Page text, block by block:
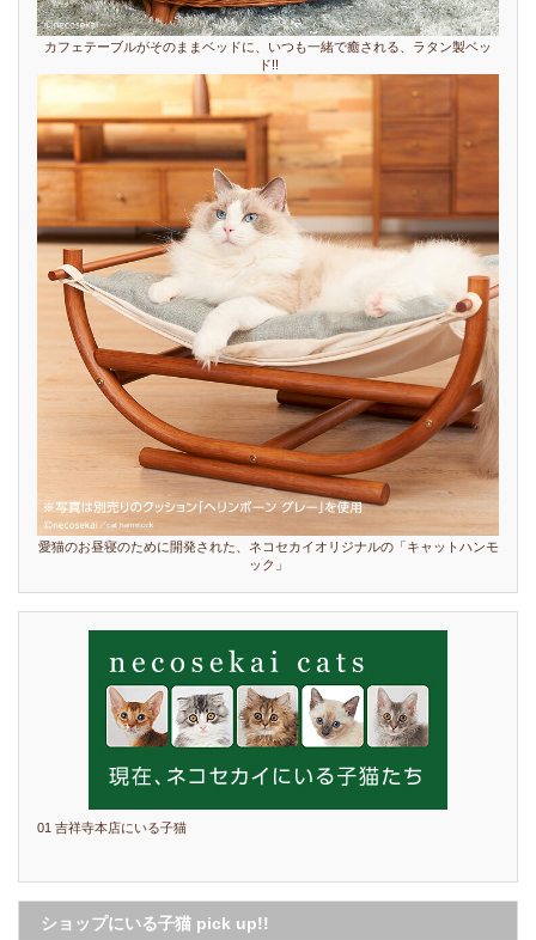
カフェテーブルがそのままベッドに、いつも一緒で癒される、ラタン製ベッ
ド!!
愛猫のお昼寝のために開発された、ネコセカイオリジナルの「キャットハンモ
ック」
01 吉祥寺本店にいる子猫
ショップにいる子猫 pick up!!